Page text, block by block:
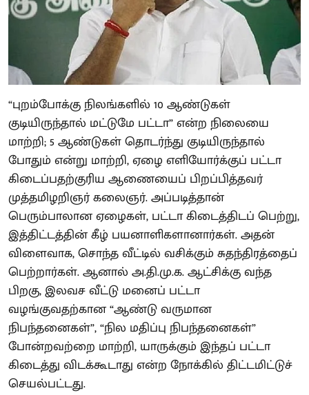
“புறம்போக்கு நிலங்களில் 10 ஆண்டுகள்
குடியிருந்தால் மட்டுமே பட்டா” என்ற நிலையை
மாற்றி; 5 ஆண்டுகள் தொடர்ந்து குடியிருந்தால்
போதும் என்று மாற்றி, ஏழை எளியோர்க்குப் பட்டா
கிடைப்பதற்குரிய ஆணையைப் பிறப்பித்தவர்
முத்தமிழறிஞர் கலைஞர். அப்படித்தான்
பெரும்பாலான ஏழைகள், பட்டா கிடைத்திடப் பெற்று,
இத்திட்டத்தின் கீழ் பயனாளிகளானார்கள். அதன்
விளைவாக, சொந்த வீட்டில் வசிக்கும் சுதந்திரத்தைப்
பெற்றார்கள். ஆனால் அ.தி.மு.க. ஆட்சிக்கு வந்த
பிறகு, இலவச வீட்டு மனைப் பட்டா
வழங்குவதற்கான “ஆண்டு வருமான
நிபந்தனைகள்”, “நில மதிப்பு நிபந்தனைகள்”
போன்றவற்றை மாற்றி, யாருக்கும் இந்தப் பட்டா
கிடைத்து விடக்கூடாது என்ற நோக்கில் திட்டமிட்டுச்
செயல்பட்டது.